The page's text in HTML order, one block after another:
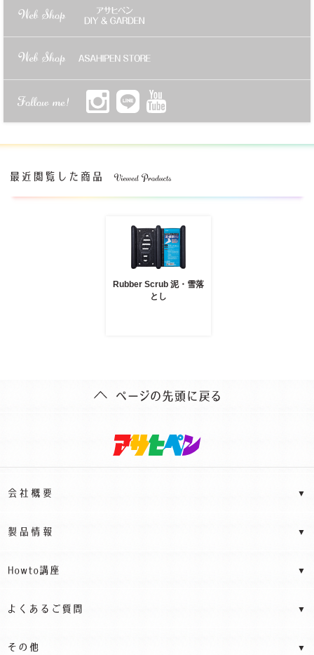
Rubber Scrub 泥・雪落
とし